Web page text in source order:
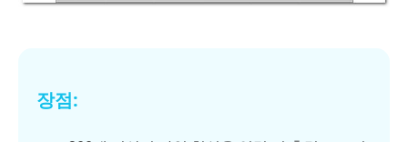
장점: